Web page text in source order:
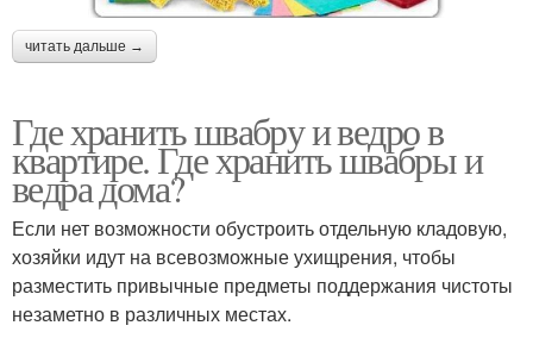
читать дальше →
Где хранить швабру и ведро в
квартире. Где хранить швабры и
ведра дома?
Если нет возможности обустроить отдельную кладовую,
хозяйки идут на всевозможные ухищрения, чтобы
разместить привычные предметы поддержания чистоты
незаметно в различных местах.